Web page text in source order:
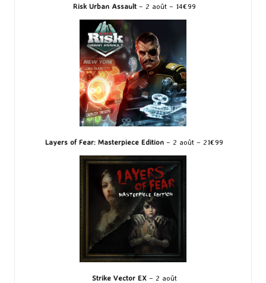
Risk Urban Assault– 2 août – 14€99
Layers of Fear: Masterpiece Edition – 2 août – 21€99
Strike Vector EX – 2 août